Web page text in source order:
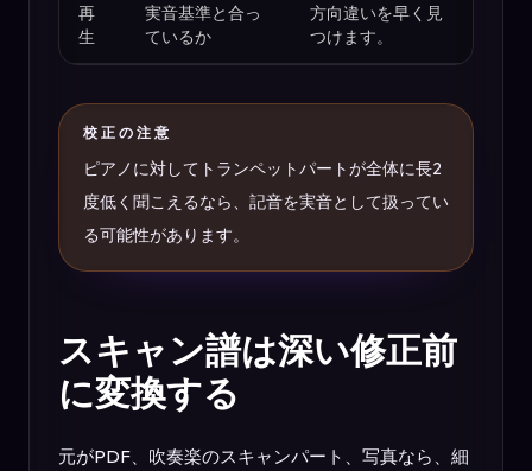
再
生
実音基準と合っ
ているか
方向違いを早く見
つけます。
校正の注意
ピアノに対してトランペットパートが全体に長2
度低く聞こえるなら、記音を実音として扱ってい
る可能性があります。
スキャン譜は深い修正前
に変換する
元がPDF、吹奏楽のスキャンパート、写真なら、細